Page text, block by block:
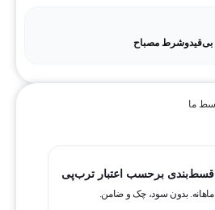
ما
قسط‌بندی برحسب اعتبار ترب‌پی